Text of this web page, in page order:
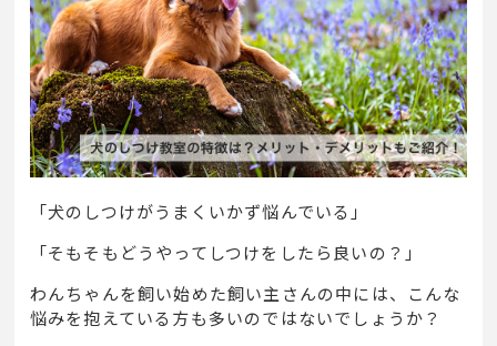
「犬のしつけがうまくいかず悩んでいる」
「そもそもどうやってしつけをしたら良いの？」
わんちゃんを飼い始めた飼い主さんの中には、こんな
悩みを抱えている方も多いのではないでしょうか？